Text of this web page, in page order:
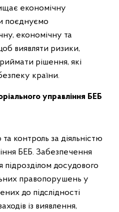
економічну
поєднуємо
економічну та
виявляти ризики,
рішення, які
країни.
управління БЕБ
контроль за діяльністю
БЕБ. Забезпечення
досудового
правопорушень у
до підслідності
із виявлення,